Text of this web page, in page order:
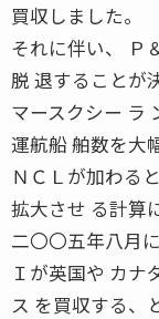
買収しました。
それに伴い、 Ｐ
脱 退することが
マースクシー ラ
運航船 舶数を大
ＮＣＬが加わる
拡大させ る計算
二〇〇五年八月
Ｉが英国や カナ
ス を買収する、